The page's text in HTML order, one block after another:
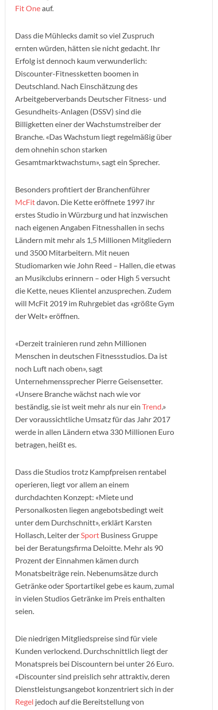
Fit Oneauf.
Dass die Mühlecks damit so viel Zuspruch
ernten würden, hätten sie nicht gedacht. Ihr
Erfolg ist dennoch kaum verwunderlich:
Discounter-Fitnessketten boomen in
Deutschland. Nach Einschätzung des
Arbeitgeberverbands Deutscher Fitness- und
Gesundheits-Anlagen (DSSV) sind die
Billigketten einer der Wachstumstreiber der
Branche. «Das Wachstum liegt regelmäßig über
dem ohnehin schon starken
Gesamtmarktwachstum», sagt ein Sprecher.
Besonders profitiert der Branchenführer
McFitdavon. Die Kette eröffnete 1997 ihr
erstes Studio in Würzburg und hat inzwischen
nach eigenen Angaben Fitnesshallen in sechs
Ländern mit mehr als 1,5 Millionen Mitgliedern
und 3500 Mitarbeitern. Mit neuen
Studiomarken wie John Reed – Hallen, die etwas
an Musikclubs erinnern – oder High 5 versucht
die Kette, neues Klientel anzusprechen. Zudem
will McFit 2019 im Ruhrgebiet das «größte Gym
der Welt» eröffnen.
«Derzeit trainieren rund zehn Millionen
Menschen in deutschen Fitnessstudios. Da ist
noch Luft nach oben», sagt
Unternehmenssprecher Pierre Geisensetter.
«Unsere Branche wächst nach wie vor
beständig, sie ist weit mehr als nur ein Trend.»
Der voraussichtliche Umsatz für das Jahr 2017
werde in allen Ländern etwa 330 Millionen Euro
betragen, heißt es.
Dass die Studios trotz Kampfpreisen rentabel
operieren, liegt vor allem an einem
durchdachten Konzept: «Miete und
Personalkosten liegen angebotsbedingt weit
unter dem Durchschnitt», erklärt Karsten
Hollasch, Leiter derSport Business Gruppe
bei der Beratungsfirma Deloitte. Mehr als 90
Prozent der Einnahmen kämen durch
Monatsbeiträge rein. Nebenumsätze durch
Getränke oder Sportartikel gebe es kaum, zumal
in vielen Studios Getränke im Preis enthalten
seien.
Die niedrigen Mitgliedspreise sind für viele
Kunden verlockend. Durchschnittlich liegt der
Monatspreis bei Discountern bei unter 26 Euro.
«Discounter sind preislich sehr attraktiv, deren
Dienstleistungsangebot konzentriert sich in der
Regel jedoch auf die Bereitstellung von